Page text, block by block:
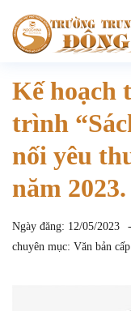
Kế hoạch
trình
nối yêu
năm 2023.
Ngày đăng: 12/05/2023
chuyên mục: Văn bản